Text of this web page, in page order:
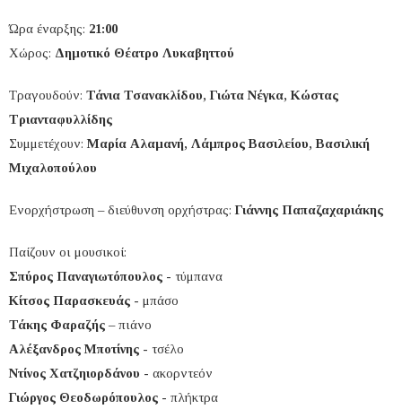
Ώρα έναρξης: 21:00
Χώρος: Δημοτικό Θέατρο Λυκαβηττού
Τραγουδούν: Τάνια Τσανακλίδου, Γιώτα Νέγκα, Κώστας
Τριανταφυλλίδης
Συμμετέχουν: Μαρία Αλαμανή, Λάμπρος Βασιλείου, Βασιλική
Μιχαλοπούλου
Ενορχήστρωση – διεύθυνση ορχήστρας:Γιάννης Παπαζαχαριάκης
Παίζουν οι μουσικοί:
Σπύρος Παναγιωτόπουλος - τύμπανα
Κίτσος Παρασκευάς - μπάσο
Τάκης Φαραζής – πιάνο
Αλέξανδρος Μποτίνης - τσέλο
Ντίνος Χατζηιορδάνου - ακορντεόν
Γιώργος Θεοδωρόπουλος - πλήκτρα